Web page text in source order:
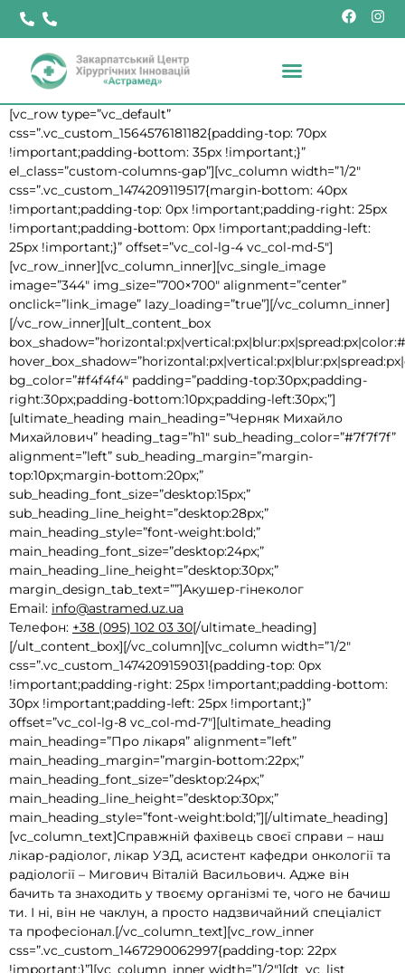
[vc_row type=”vc_default”
css=”.vc_custom_1564576181182{padding-top: 70px
!important;padding-bottom: 35px !important;}”
el_class=”custom-columns-gap”][vc_column width=”1/2″
css=”.vc_custom_1474209119517{margin-bottom: 40px
!important;padding-top: 0px !important;padding-right: 25px
!important;padding-bottom: 0px !important;padding-left:
25px !important;}” offset=”vc_col-lg-4 vc_col-md-5″]
[vc_row_inner][vc_column_inner][vc_single_image
image=”344″ img_size=”700×700″ alignment=”center”
onclick=”link_image” lazy_loading=”true”][/vc_column_inner]
[/vc_row_inner][ult_content_box
bg_color=”#f4f4f4″ padding=”padding-top:30px;padding-
right:30px;padding-bottom:10px;padding-left:30px;”]
[ultimate_heading main_heading=”Черняк Михайло
Михайлович” heading_tag=”h1″ sub_heading_color=”#7f7f7f”
alignment=”left” sub_heading_margin=”margin-
top:10px;margin-bottom:20px;”
sub_heading_font_size=”desktop:15px;”
sub_heading_line_height=”desktop:28px;”
main_heading_style=”font-weight:bold;”
main_heading_font_size=”desktop:24px;”
main_heading_line_height=”desktop:30px;”
margin_design_tab_text=””]Акушер-гінеколог
Email: info@astramed.uz.ua
Телефон: +38 (095) 102 03 30[/ultimate_heading]
[/ult_content_box][/vc_column][vc_column width=”1/2″
css=”.vc_custom_1474209159031{padding-top: 0px
!important;padding-right: 25px !important;padding-bottom:
30px !important;padding-left: 25px !important;}”
offset=”vc_col-lg-8 vc_col-md-7″][ultimate_heading
main_heading=”Про лікаря” alignment=”left”
main_heading_margin=”margin-bottom:22px;”
main_heading_font_size=”desktop:24px;”
main_heading_line_height=”desktop:30px;”
main_heading_style=”font-weight:bold;”][/ultimate_heading]
[vc_column_text]Справжній фахівець своєї справи – наш
лікар-радіолог, лікар УЗД, асистент кафедри онкології та
радіології – Мигович Віталій Васильович. Адже він
бачить та знаходить у твоєму організмі те, чого не бачиш
ти. І ні, він не чаклун, а просто надзвичайний спеціаліст
та професіонал.[/vc_column_text][vc_row_inner
css=”.vc_custom_1467290062997{padding-top: 22px
!important;}”][vc_column_inner width=”1/2″][dt_vc_list